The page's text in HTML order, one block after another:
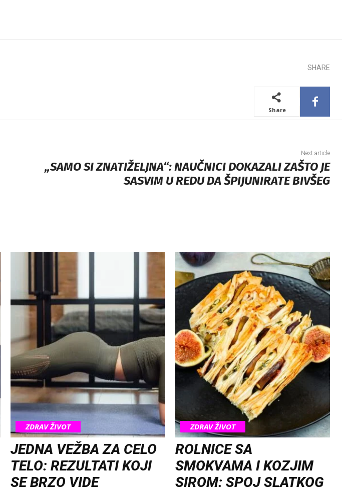
SHARE
Share
Next article
„SAMO SI ZNATIŽELJNA“: NAUČNICI DOKAZALI ZAŠTO JE
SASVIM U REDU DA ŠPIJUNIRATE BIVŠEG
ZDRAV ŽIVOT
JEDNA VEŽBA ZA CELO
TELO: REZULTATI KOJI
SE BRZO VIDE
ZDRAV ŽIVOT
ROLNICE SA
SMOKVAMA I KOZJIM
SIROM: SPOJ SLATKOG